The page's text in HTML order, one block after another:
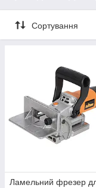
Сортування
Ламельний фрезер